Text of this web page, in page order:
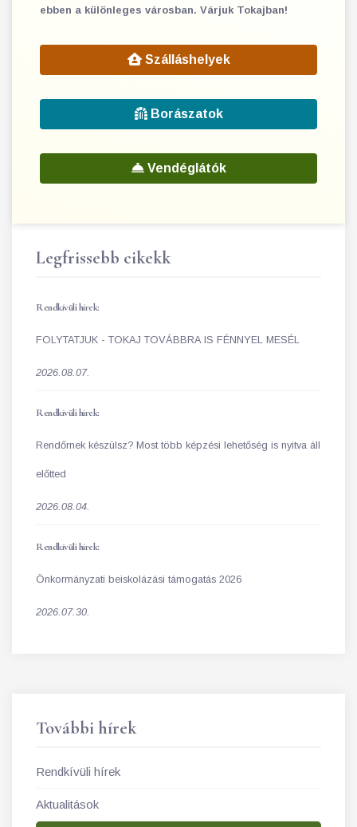
ebben a különleges városban. Várjuk Tokajban!
Szálláshelyek
Borászatok
Vendéglátók
Legfrissebb cikekk
Rendkívüli hírek:
FOLYTATJUK - TOKAJ TOVÁBBRA IS FÉNNYEL MESÉL
2026.08.07.
Rendkívüli hírek:
Rendőrnek készülsz? Most több képzési lehetőség is nyitva áll
előtted
2026.08.04.
Rendkívüli hírek:
Önkormányzati beiskolázási támogatás 2026
2026.07.30.
További hírek
Rendkívüli hírek
Aktualitások